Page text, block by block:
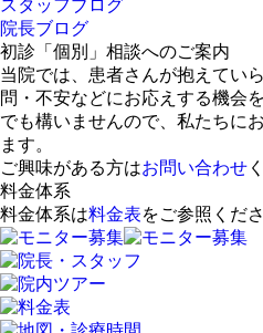
スタッフブログ
院長ブログ
初診「個別」相談へのご案内
当院では、患者さんが抱えてい
問・不安などにお応えする機会
でも構いませんので、私たちに
ます。
ご興味がある方はお問い合わせ
料金体系
料金体系は料金表をご参照くださ